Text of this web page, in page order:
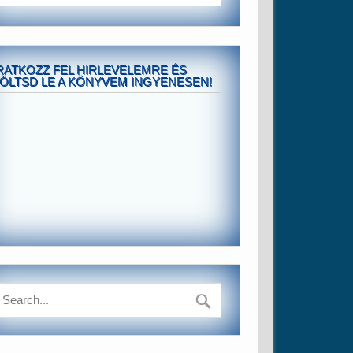
FEL HIRLEVELEMRE ÉS
LE A KÖNYVEM INGYENESEN!